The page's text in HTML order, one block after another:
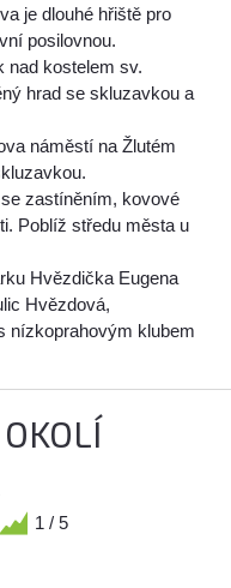
je dlouhé hřiště pro
posilovnou.
nad kostelem sv.
hrad se skluzavkou a
náměstí na Žlutém
zastíněním, kovové
Poblíž středu města u
Hvězdička Eugena
Hvězdová,
nízkoprahovým klubem
1 / 5